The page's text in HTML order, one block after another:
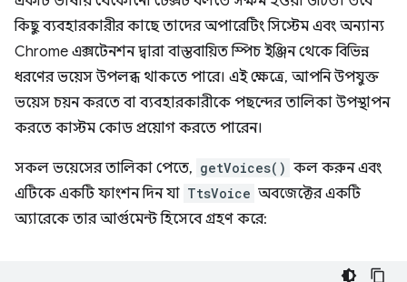
কিছু ব্যবহারকারীর কাছে তাদের অপারেটিং সিস্টেম এবং অন্যান্য
Chrome এক্সটেনশন দ্বারা বাস্তবায়িত স্পিচ ইঞ্জিন থেকে বিভিন্ন
ধরণের ভয়েস উপলব্ধ থাকতে পারে। এই ক্ষেত্রে, আপনি উপযুক্ত
ভয়েস চয়ন করতে বা ব্যবহারকারীকে পছন্দের তালিকা উপস্থাপন
করতে কাস্টম কোড প্রয়োগ করতে পারেন।
সকল ভয়েসের তালিকা পেতে, getVoices() কল করুন এবং
এটিকে একটি ফাংশন দিন যা TtsVoice অবজেক্টের একটি
অ্যারেকে তার আর্গুমেন্ট হিসেবে গ্রহণ করে: